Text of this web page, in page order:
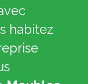
habitez